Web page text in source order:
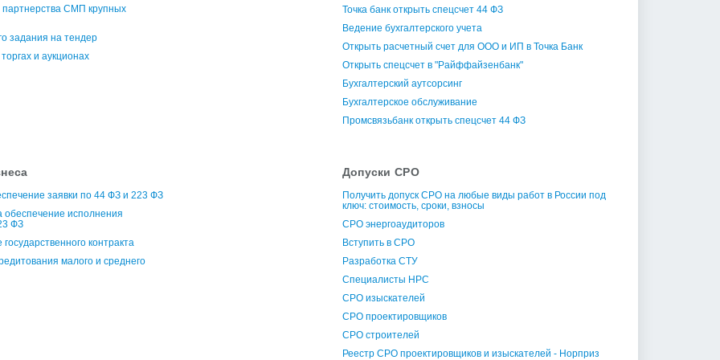
СМП крупных
задания на тендер
и аукционах
Точка банк открыть спецсчет 44 ФЗ
Ведение бухгалтерского учета
Открыть расчетный счет для ООО и ИП в Точка Банк
Открыть спецсчет в "Райффайзенбанк"
Бухгалтерский аутсорсинг
Бухгалтерское обслуживание
Промсвязьбанк открыть спецсчет 44 ФЗ
заявки по 44 ФЗ и 223 ФЗ
обеспечение исполнения
ФЗ
контракта
малого и среднего
Допуски СРО
Получить допуск СРО на любые виды работ в России под
ключ: стоимость, сроки, взносы
СРО энергоаудиторов
Вступить в СРО
Разработка СТУ
Специалисты НРС
СРО изыскателей
СРО проектировщиков
СРО строителей
Реестр СРО проектировщиков и изыскателей - Норприз